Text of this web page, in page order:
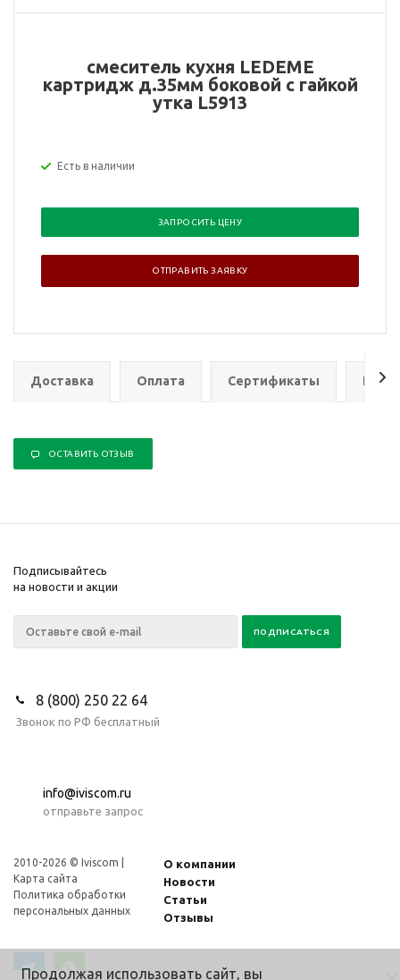
смеситель кухня LEDEME
картридж д.35мм боковой с гайкой
утка L5913
Есть в наличии
ЗАПРОСИТЬ ЦЕНУ
ОТПРАВИТЬ ЗАЯВКУ
Доставка Оплата Сертификаты
ОСТАВИТЬ ОТЗЫВ
Подписывайтесь
на новости и акции
8 (800) 250 22 64
Звонок по РФ бесплатный
info@iviscom.ru
отправьте запрос
2010-2026 © Iviscom |
Карта сайта
Политика обработки
персональных данных
О компании
Новости
Статьи
Отзывы
Продолжая использовать сайт, вы